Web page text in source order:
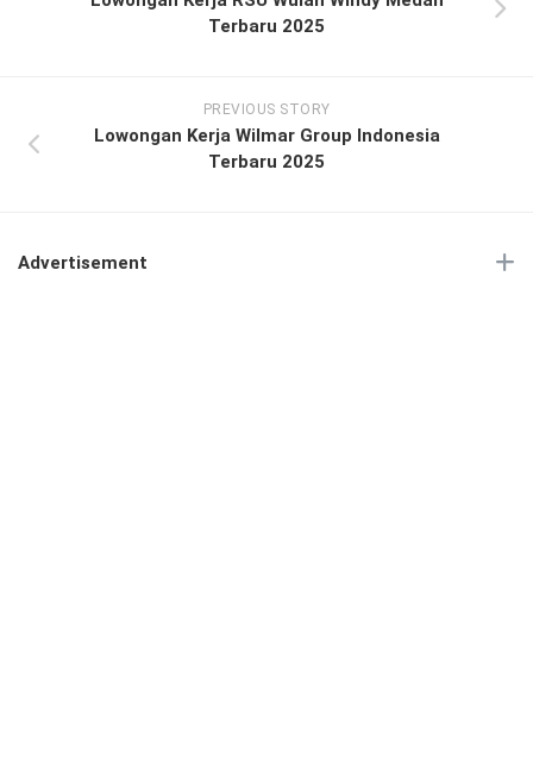
Terbaru 2025
PREVIOUS STORY
Lowongan Kerja Wilmar Group Indonesia
Terbaru 2025
Advertisement